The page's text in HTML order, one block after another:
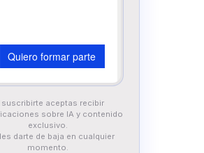
suscribirte aceptas recibir
sobre IA y contenido
exclusivo.
darte de baja en cualquier
momento.